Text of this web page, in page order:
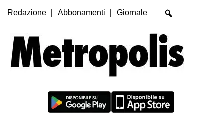
Redazione Abbonamenti Giornale